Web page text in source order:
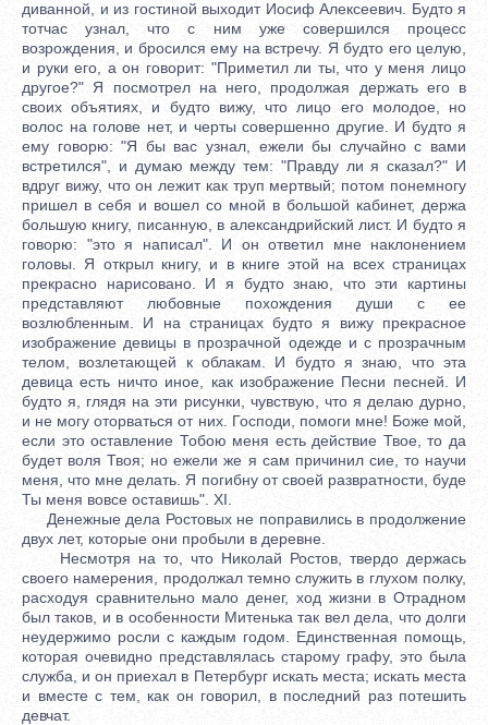
диванной, и из гостиной выходит Иосиф Алексеевич. Будто я
тотчас узнал, что с ним уже совершился процесс
возрождения, и бросился ему на встречу. Я будто его целую,
и руки его, а он говорит: "Приметил ли ты, что у меня лицо
другое?" Я посмотрел на него, продолжая держать его в
своих объятиях, и будто вижу, что лицо его молодое, но
волос на голове нет, и черты совершенно другие. И будто я
ему говорю: "Я бы вас узнал, ежели бы случайно с вами
встретился", и думаю между тем: "Правду ли я сказал?" И
вдруг вижу, что он лежит как труп мертвый; потом понемногу
пришел в себя и вошел со мной в большой кабинет, держа
большую книгу, писанную, в александрийский лист. И будто я
говорю: "это я написал". И он ответил мне наклонением
головы. Я открыл книгу, и в книге этой на всех страницах
прекрасно нарисовано. И я будто знаю, что эти картины
представляют любовные похождения души с ее
возлюбленным. И на страницах будто я вижу прекрасное
изображение девицы в прозрачной одежде и с прозрачным
телом, возлетающей к облакам. И будто я знаю, что эта
девица есть ничто иное, как изображение Песни песней. И
будто я, глядя на эти рисунки, чувствую, что я делаю дурно,
и не могу оторваться от них. Господи, помоги мне! Боже мой,
если это оставление Тобою меня есть действие Твое, то да
будет воля Твоя; но ежели же я сам причинил сие, то научи
меня, что мне делать. Я погибну от своей развратности, буде
Ты меня вовсе оставишь". XI.
Денежные дела Ростовых не поправились в продолжение
двух лет, которые они пробыли в деревне.
Несмотря на то, что Николай Ростов, твердо держась
своего намерения, продолжал темно служить в глухом полку,
расходуя сравнительно мало денег, ход жизни в Отрадном
был таков, и в особенности Митенька так вел дела, что долги
неудержимо росли с каждым годом. Единственная помощь,
которая очевидно представлялась старому графу, это была
служба, и он приехал в Петербург искать места; искать места
и вместе с тем, как он говорил, в последний раз потешить
девчат.